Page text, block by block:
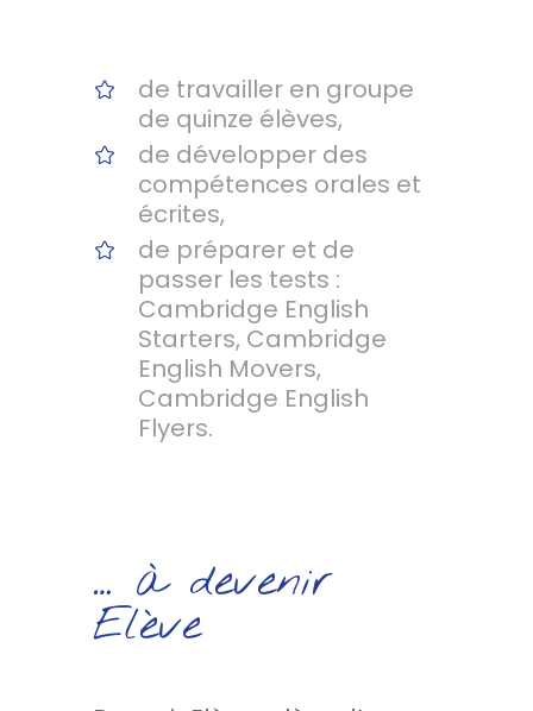
de travailler en groupe
de quinze élèves,
de développer des
compétences orales et
écrites,
de préparer et de
passer les tests :
Cambridge English
Starters, Cambridge
English Movers,
Cambridge English
Flyers.
… à devenir
Elève